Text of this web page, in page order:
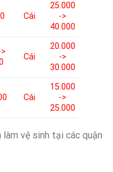
Cái
25.000
->
40.000
Cái
20.000
->
30.000
Cái
15.000
->
25.000
vệ sinh tại các quận